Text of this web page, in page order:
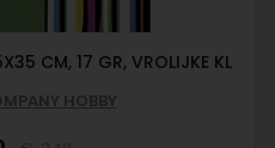
CM, 17 GR, VROLIJKE KL
HOBBY